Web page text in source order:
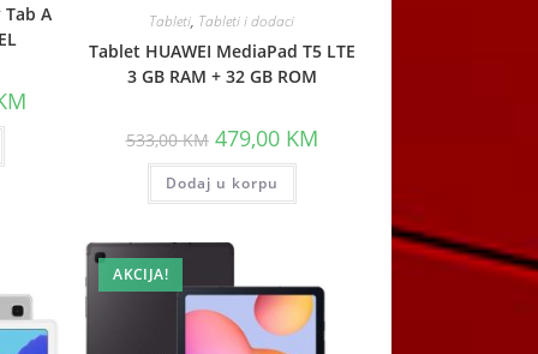
A
Tableti, Tableti i dodaci
Tablet HUAWEI MediaPad T5 LTE
3 GB RAM + 32 GB ROM
533,00KM Original
price
was:
533,00 KM.
479,00 KMCurrent
price
Dodaj u korpu
AKCIJA!